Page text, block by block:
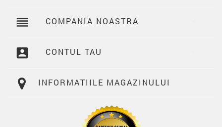
reorder COMPANIA NOASTRA
account_box CONTUL TAU
INFORMATIILE MAGAZINULUI